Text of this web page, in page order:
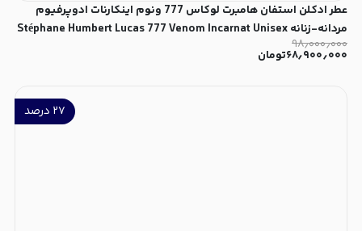
عطر ادکلن استفان هامبرت لوکاس 777 ونوم اینکارنات ادوپرفیوم
مردانه-زنانه Stéphane Humbert Lucas 777 Venom Incarnat Unisex
EDP
۹۸٫۰۰۰٫۰۰۰
۶۸٫۹۰۰٫۰۰۰تومان
۲۷ درصد